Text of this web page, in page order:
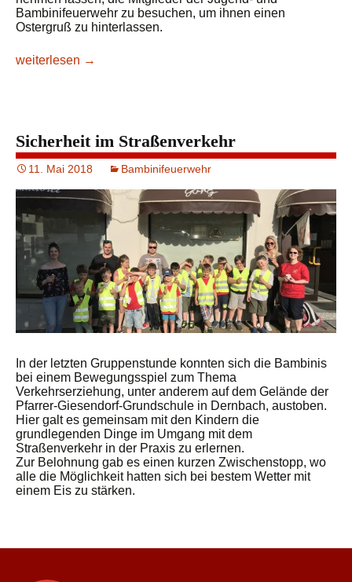
Bambinifeuerwehr zu besuchen, um ihnen einen
Ostergruß zu hinterlassen.
Osterhase besucht Nachwuchsabteilungen
weiterlesen →
Sicherheit im Straßenverkehr
11. Mai 2018 Bambinifeuerwehr
In der letzten Gruppenstunde konnten sich die Bambinis
bei einem Bewegungsspiel zum Thema
Verkehrserziehung, unter anderem auf dem Gelände der
Pfarrer-Giesendorf-Grundschule in Dernbach, austoben.
Hier galt es gemeinsam mit den Kindern die
grundlegenden Dinge im Umgang mit dem
Straßenverkehr in der Praxis zu erlernen.
Zur Belohnung gab es einen kurzen Zwischenstopp, wo
alle die Möglichkeit hatten sich bei bestem Wetter mit
einem Eis zu stärken.